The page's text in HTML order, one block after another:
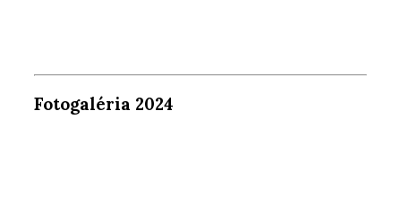
Fotogaléria 2024